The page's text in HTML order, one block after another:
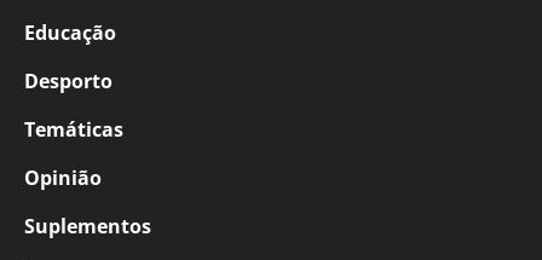
Educação
Desporto
Temáticas
Opinião
Suplementos